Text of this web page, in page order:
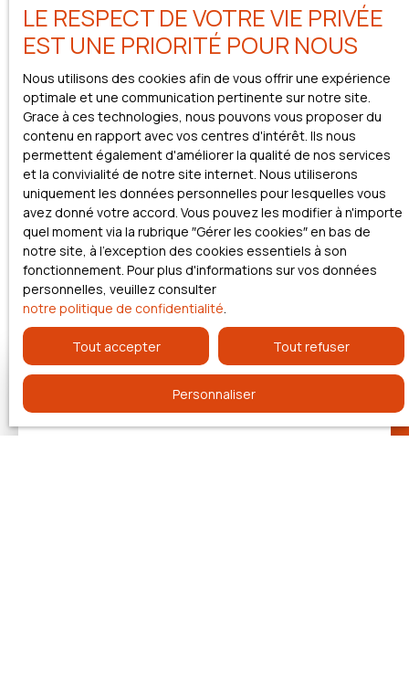
Soutien complet: nous fournissons tout le nécessaire
pour que vous puissiez réussir.
Rémunération attractive
: profitez d’une rémunération
engagement.
Le poste d'agent commercial indépendant chez
Mirandole Patrimoine est fait pour vous si :
Vous possédez des qualités de commercial.
Vous aimez le contact humain.
Vous rêvez d’accompagner les clients dans la réalisation
de leurs projets de vie.
LE RESPECT DE VOTRE VIE PRIVÉE
EST UNE PRIORITÉ POUR NOUS
Nous utilisons des cookies afin de vous offrir une expérience
optimale et une communication pertinente sur notre site.
Grace à ces technologies, nous pouvons vous proposer du
contenu en rapport avec vos centres d'intérêt. Ils nous
permettent également d'améliorer la qualité de nos services
et la convivialité de notre site internet. Nous utiliserons
uniquement les données personnelles pour lesquelles vous
avez donné votre accord. Vous pouvez les modifier à n'importe
quel moment via la rubrique ″Gérer les cookies″ en bas de
notre site, à l'exception des cookies essentiels à son
fonctionnement. Pour plus d'informations sur vos données
personnelles, veuillez consulter
notre politique de confidentialité.
Tout accepter Tout refuser
Personnaliser